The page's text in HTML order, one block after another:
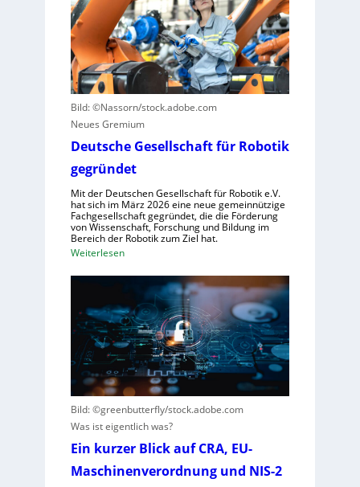
s
z
u
n
u
n
S
t
e
u
e
r
u
n
g
s
y
s
t
e
n
s
V
i
s
i
e
r
n
e
e
r
n
z
e
n
t
r
u
f
ü
r
R
o
o
e
r
e
n
t
s
t
e
h
Bild: ©Nassorn/stock.adobe.com
Neues Gremium
Deutsche Gesellschaft für Robotik
gegründet
Mit der Deutschen Gesellschaft für Robotik e.V.
hat sich im März 2026 eine neue gemeinnützige
Fachgesellschaft gegründet, die die Förderung
von Wissenschaft, Forschung und Bildung im
Bereich der Robotik zum Ziel hat.
Weiterlesen:
t
s
c
h
e
G
e
l
Bild: ©greenbutterfly/stock.adobe.com
Was ist eigentlich was?
Ein kurzer Blick auf CRA, EU-
Maschinenverordnung und NIS-2